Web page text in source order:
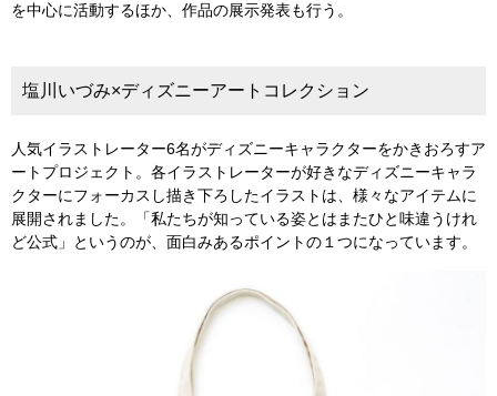
を中心に活動するほか、作品の展示発表も行う。
塩川いづみ×ディズニーアートコレクション
人気イラストレーター6名がディズニーキャラクターをかきおろすア
ートプロジェクト。各イラストレーターが好きなディズニーキャラ
クターにフォーカスし描き下ろしたイラストは、様々なアイテムに
展開されました。「私たちが知っている姿とはまたひと味違うけれ
ど公式」というのが、面白みあるポイントの１つになっています。